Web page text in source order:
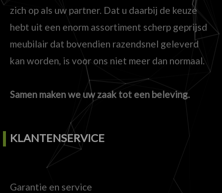
zich op als uw partner. Dat u daarbij de keuze
hebt uit een enorm assortiment scherp geprijsd
meubilair dat bovendien razendsnel geleverd
kan worden, is voor ons niet meer dan normaal.
Samen maken we uw zaak tot een beleving.
KLANTENSERVICE
Garantie en service